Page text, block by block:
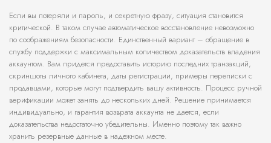
Если вы потеряли и пароль, и секретную фразу, ситуация становится
критической. В таком случае автоматическое восстановление невозможно
по соображениям безопасности. Единственный вариант – обращение в
службу поддержки с максимальным количеством доказательств владения
аккаунтом. Вам придется предоставить историю последних транзакций,
скриншоты личного кабинета, даты регистрации, примеры переписки с
продавцами, которые могут подтвердить вашу активность. Процесс ручной
верификации может занять до нескольких дней. Решение принимается
индивидуально, и гарантия возврата аккаунта не дается, если
доказательства недостаточно убедительны. Именно поэтому так важно
хранить резервные данные в надежном месте.